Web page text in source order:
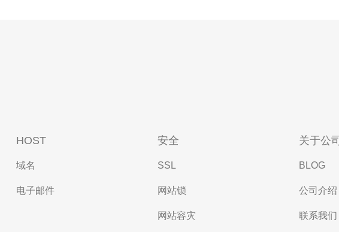
HOST
域名
电子邮件
安全
SSL
网站锁
网站容灾
关于公司
BLOG
公司介绍
联系我们